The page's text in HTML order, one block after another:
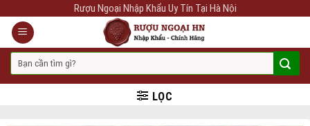
content
Rượu Ngoại Nhập Khẩu Uy Tín Tại Hà Nội
kiếm:
LỌC